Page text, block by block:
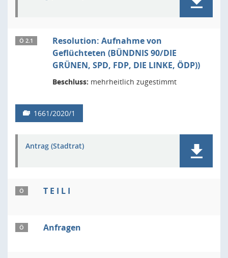
Ö 2.1
Resolution: Aufnahme von
Geflüchteten (BÜNDNIS 90/DIE
GRÜNEN, SPD, FDP, DIE LINKE, ÖDP))
Beschluss: mehrheitlich zugestimmt
1661/2020/1
Antrag (Stadtrat)
Ö T E I L I
Ö Anfragen